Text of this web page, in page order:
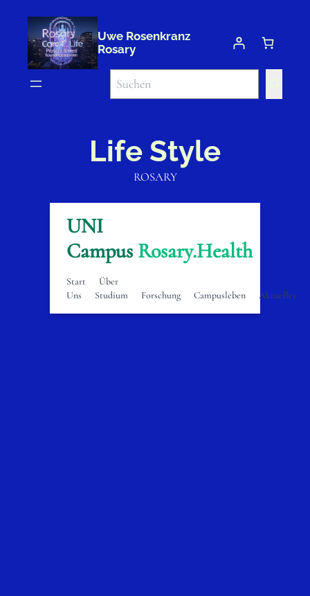
Uwe Rosenkranz
Rosary
Suchen
Life Style
ROSARY
UNI
Campus Rosary.Health
Start
Über
Uns
Studium Forschung Campusleben Aktuelles